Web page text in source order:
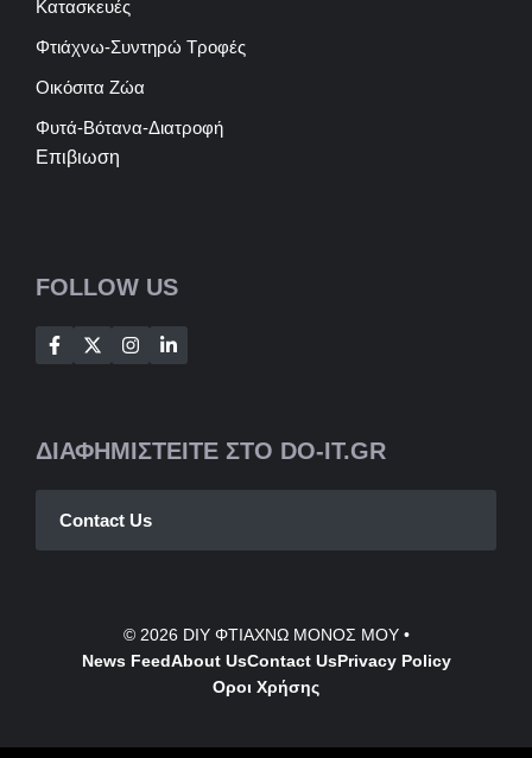
Κατασκευές
Φτιάχνω-Συντηρώ Τροφές
Οικόσιτα Ζώα
Φυτά-Βότανα-Διατροφή
Επιβιωση
FOLLOW US
ΔΙΑΦΗΜΙΣΤΕΙΤΕ ΣΤΟ DO-IT.GR
Contact Us
© 2026 DIY ΦΤΙΑΧΝΩ ΜΟΝΟΣ ΜΟΥ•
News FeedAbout UsContactUsPrivacy Policy
Οροι Χρήσης